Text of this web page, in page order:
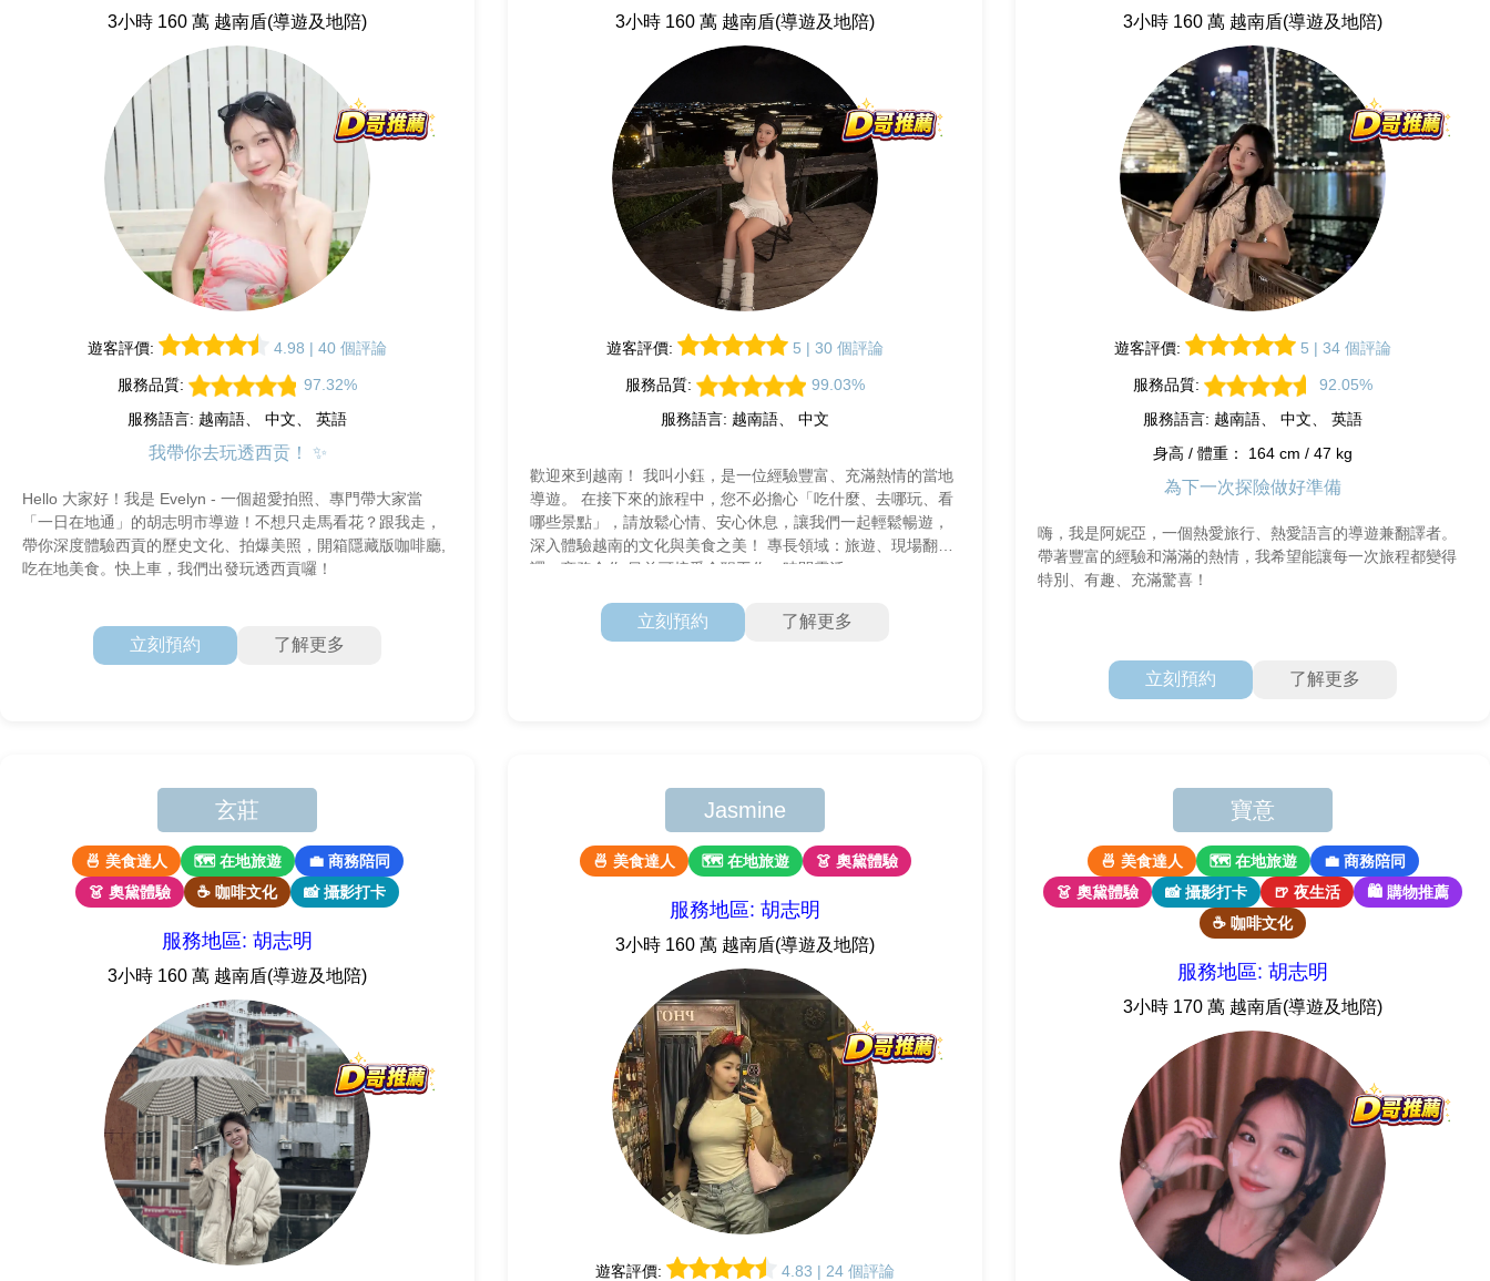
3小時 160 萬 越南盾(導遊及地陪)
遊客評價: 4.98 | 40 個評論
服務品質:
97.32%
服務語言: 越南語、 中文、 英語
我帶你去玩透西贡！ ✨
Hello 大家好！我是 Evelyn - 一個超愛拍照、專門帶大家當
「一日在地通」的胡志明市導遊！不想只走馬看花？跟我走，
帶你深度體驗西貢的歷史文化、拍爆美照，開箱隱藏版咖啡廳,
吃在地美食。快上車，我們出發玩透西貢囉！
立刻預約 了解更多
3小時 160 萬 越南盾(導遊及地陪)
遊客評價: 5 | 30 個評論
服務品質:
99.03%
服務語言: 越南語、 中文
歡迎來到越南！ 我叫小鈺，是一位經驗豐富、充滿熱情的當地
導遊。 在接下來的旅程中，您不必擔心「吃什麼、去哪玩、看
哪些景點」，請放鬆心情、安心休息，讓我們一起輕鬆暢遊，
深入體驗越南的文化與美食之美！ 專長領域：旅遊、現場翻
譯、商務合作 目前可接受全职工作，時間靈活
立刻預約 了解更多
3小時 160 萬 越南盾(導遊及地陪)
遊客評價: 5 | 34 個評論
服務品質:
92.05%
服務語言: 越南語、 中文、 英語
身高 / 體重： 164 cm / 47 kg
為下一次探險做好準備
嗨，我是阿妮亞，一個熱愛旅行、熱愛語言的導遊兼翻譯者。
帶著豐富的經驗和滿滿的熱情，我希望能讓每一次旅程都變得
特別、有趣、充滿驚喜！
立刻預約 了解更多
玄莊
🍜 美食達人 🗺 在地旅遊
💼 商務陪同
👗 奧黛體驗
☕ 咖啡文化 📸 攝影打卡
服務地區: 胡志明
3小時 160 萬 越南盾(導遊及地陪)
Jasmine
🍜 美食達人 🗺 在地旅遊 👗 奧黛體驗
服務地區: 胡志明
3小時 160 萬 越南盾(導遊及地陪)
遊客評價: 4.83 | 24 個評論
寶意
🍜 美食達人 🗺 在地旅遊
💼 商務陪同
👗 奧黛體驗
📸 攝影打卡 🍺 夜生活
🛍 購物推薦
☕ 咖啡文化
服務地區: 胡志明
3小時 170 萬 越南盾(導遊及地陪)